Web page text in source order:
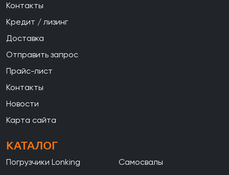
Контакты
Кредит / лизинг
Доставка
Отправить запрос
Прайс-лист
Контакты
Новости
Карта сайта
КАТАЛОГ
Погрузчики Lonking
Самосвалы